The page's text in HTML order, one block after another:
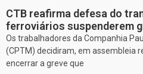
CTB reafirma defesa do
ferroviários suspenderem
Os trabalhadores da Companhia
(CPTM) decidiram, em assembleia
encerrar a greve que